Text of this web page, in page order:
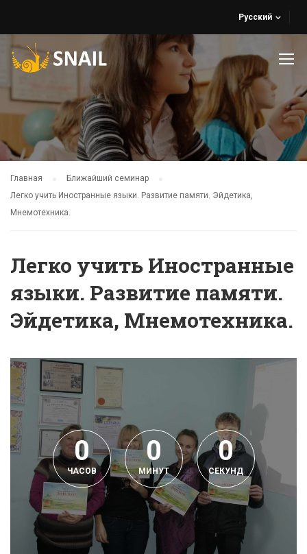
Русский
Главная
Ближайший семинар
Легко учить Иностранные языки. Развитие памяти. Эйдетика,
Мнемотехника.
Легко учить Иностранные
языки. Развитие памяти.
Эйдетика, Мнемотехника.
0
ЧАСОВ
0
МИНУТ
0
СЕКУНД